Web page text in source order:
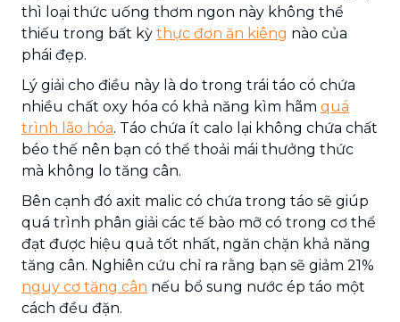
thì loại thức uống thơm ngon này không thể
thiếu trong bất kỳ thực đơn ăn kiêng nào của
phái đẹp.
Lý giải cho điều này là do trong trái táo có chứa
nhiều chất oxy hóa có khả năng kìm hãm quá
trình lão hóa. Táo chứa ít calo lại không chứa chất
béo thế nên bạn có thể thoải mái thưởng thức
mà không lo tăng cân.
Bên cạnh đó axit malic có chứa trong táo sẽ giúp
quá trình phân giải các tế bào mỡ có trong cơ thể
đạt được hiệu quả tốt nhất, ngăn chặn khả năng
tăng cân. Nghiên cứu chỉ ra rằng bạn sẽ giảm 21%
nguy cơ tăng cân nếu bổ sung nước ép táo một
cách đều đặn.